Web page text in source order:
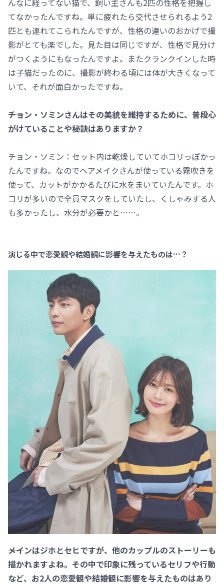
てなかったんですね。単に疲れたら交代させられるよう2
匹とも連れてこられたんですが、性格の違いのおかげで撮
影がとても楽でした。見た目は同じですが、性格で見分け
がつくようにもなったんですよ。またクランクインした時
は子猫だったのに、撮影が終わる頃には体が大きくなって
いて、それが面白かったですね。
――チョン・ソミンさんはその美貌を維持するために、普段心
がけていることや秘訣はありますか？
チョン・ソミン：セット内は乾燥していてホコリっぽかっ
たんですね。なのでヘアメイクさんが使っている霧吹きを
使って、カットがかかるたびに水をまいていたんです。ホ
コリが多いので全員マスクをしていたし、くしゃみする人
も多かったし、水分が必要かと……。
演じる中で恋愛観や結婚観に影響を与えたものは…？
――メインはジホとセヒですが、他のカップルのストーリーも
描かれますよね。その中で印象に残っているセリフや行動
など、お2人の恋愛観や結婚観に影響を与えたものはあり